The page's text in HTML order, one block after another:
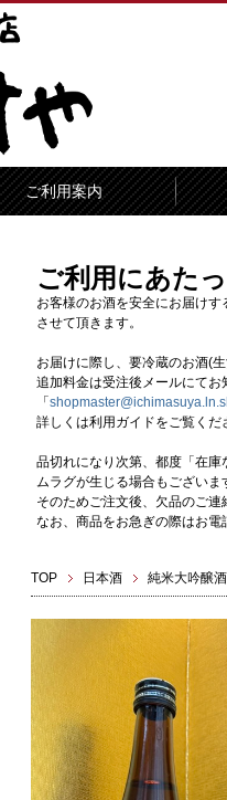
ご利用案内
ご利用にあた
お客様のお酒を安全にお届け
させて頂きます。
お届けに際し、要冷蔵のお酒(
追加料金は受注後メールにてお
「
詳しくは利用ガイドをご覧くだ
品切れになり次第、都度「在
ムラグが生じる場合もございま
そのためご注文後、欠品のご
なお、商品をお急ぎの際はお
TOP 日本酒 純米大吟醸酒